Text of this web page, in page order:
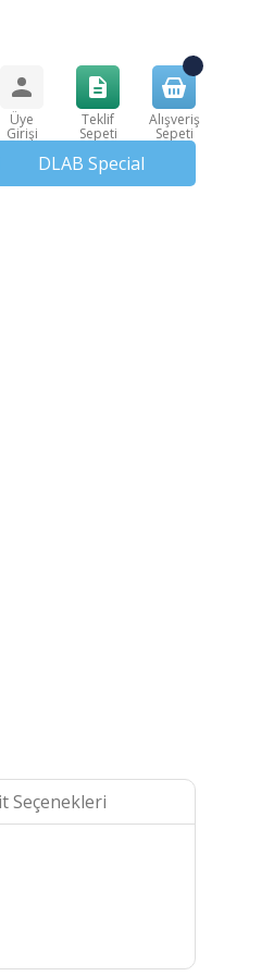
Üye
Girişi
Teklif
Sepeti
Alışveriş
Sepeti
DLAB Special
Seçenekleri